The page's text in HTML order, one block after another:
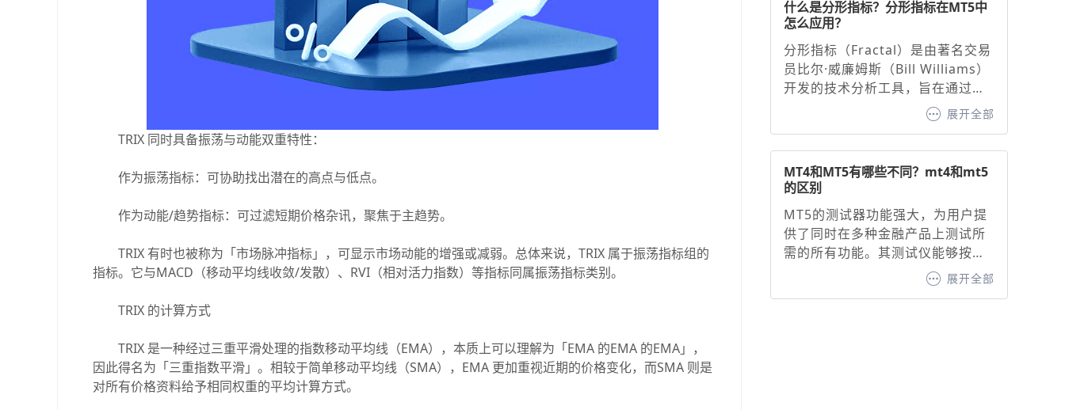
TRIX 同时具备振荡与动能双重特性：
作为振荡指标：可协助找出潜在的高点与低点。
作为动能/趋势指标：可过滤短期价格杂讯，聚焦于主趋势。
TRIX 有时也被称为「市场脉冲指标」，可显示市场动能的增强或减弱。总体来说，TRIX 属于振荡指标组的
指标。它与MACD（移动平均线收敛/发散）、RVI（相对活力指数）等指标同属振荡指标类别。
TRIX 的计算方式
TRIX 是一种经过三重平滑处理的指数移动平均线（EMA），本质上可以理解为「EMA 的EMA 的EMA」，
因此得名为「三重指数平滑」。相较于简单移动平均线（SMA），EMA 更加重视近期的价格变化，而SMA 则是
对所有价格资料给予相同权重的平均计算方式。
“MACD”。2. 基础参数设置，默认
（26周期EMA）、信号线（9周期
EMA）。调整建议：快线与慢线：
缩短周期（如10/20）可增强灵敏
度，延长周期（如20/50）可过滤
噪音。信号线：通常固定为9周期
EMA，用于确认买卖信号。
什么是分形指标？分形指标在MT5中
怎么应用？
分形指标（Fractal）是由著名交易
员比尔·威廉姆斯（Bill Williams）
开发的技术分析工具，旨在通过识
别价格图表中的特定形态，预测潜
在的价格走势并生成看涨或看跌信
自相似性原则，通过识别价格的高
点或低点形成的分形形态，帮助交
分形指标作为MT5交易平台内置的
经典工具，为交易者提供了直观的
价格转折点识别方法。
展开全部
MT4和MT5有哪些不同？mt4和mt5
的区别
MT5的测试器功能强大，为用户提
供了同时在多种金融产品上测试所
需的所有功能。其测试仪能够按时
间自动同步报价，进而为用户呈现
出时间尺度上清晰同步的盈利能力
展开全部